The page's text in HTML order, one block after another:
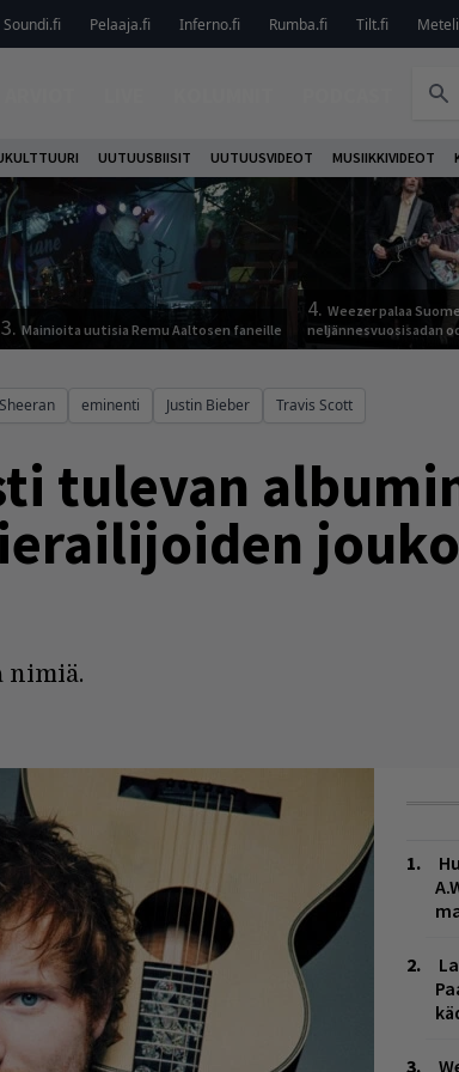
Soundi.fi Pelaaja.fi Inferno.fi Rumba.fi Tilt.fi
UUTUUSBIISIT UUTUUSVIDEOT MUSIIKKIVIDEOT
3.Mainioita uutisia Remu Aaltosen faneille
4. Weezer palaa
neljännesvuosisadan
eminenti Justin Bieber Travis Scott
tulevan
nimiä.